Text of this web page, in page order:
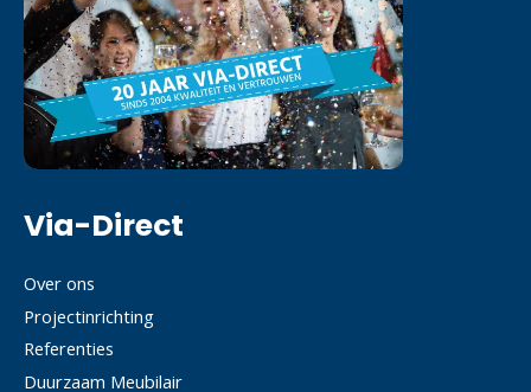
Via-Direct
Over ons
Projectinrichting
Referenties
Duurzaam Meubilair